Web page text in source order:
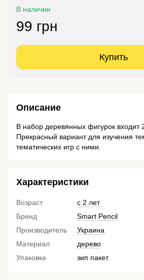
В наличии
99 грн
Купить
Описание
В набор деревянных фигурок входит
Прекрасный вариант для изучения
тематических игр с ними.
Характеристики
Возраст
с 2 лет
Бренд
Smart Pencil
Производитель
Украина
Материал
дерево
Упаковка
зип пакет